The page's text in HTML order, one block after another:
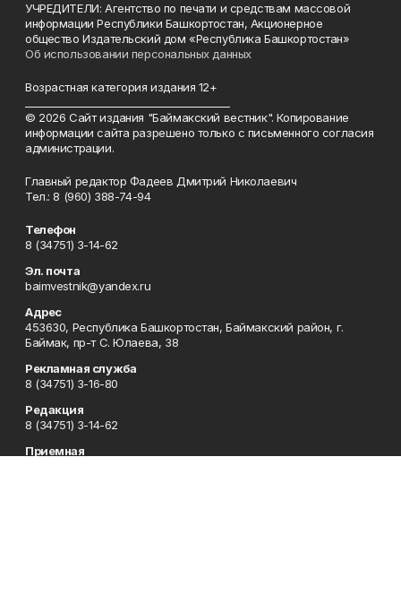
УЧРЕДИТЕЛИ: Агентство по печати и средствам массовой
информации Республики Башкортостан, Акционерное
общество Издательский дом «Республика Башкортостан»
Об использовании персональных данных
Возрастная категория издания 12+
© 2026 Сайт издания "Баймакский вестник". Копирование
информации сайта разрешено только с письменного согласия
администрации.
Главный редактор Фадеев Дмитрий Николаевич
Тел.: 8 (960) 388-74-94
Телефон
8 (34751) 3-14-62
Эл. почта
baimvestnik@yandex.ru
Адрес
453630, Республика Башкортостан, Баймакский район, г.
Баймак, пр-т С. Юлаева, 38
Рекламная служба
8 (34751) 3-16-80
Редакция
8 (34751) 3-14-62
Приемная